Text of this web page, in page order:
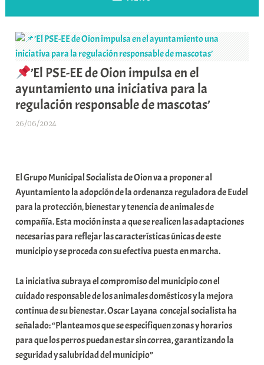
’El PSE-EE de Oion impulsa en el
ayuntamiento una iniciativa para la
regulación responsable de mascotas’
26/06/2024
a
r
E
r
r
i
x
a
K
o
m
u
El Grupo Municipal Socialista de Oion va a proponer al
Ayuntamiento la adopción de la ordenanza reguladora de Eudel
para la protección, bienestar y tenencia de animales de
compañía. Esta moción insta a que se realicen las adaptaciones
necesarias para reflejar las características únicas de este
municipio y se proceda con su efectiva puesta en marcha.
La iniciativa subraya el compromiso del municipio con el
cuidado responsable de los animales domésticos y la mejora
continua de su bienestar. Oscar Layana concejal socialista ha
señalado: “Planteamos que se especifiquen zonas y horarios
para que los perros puedan estar sin correa, garantizando la
seguridad y salubridad del municipio”